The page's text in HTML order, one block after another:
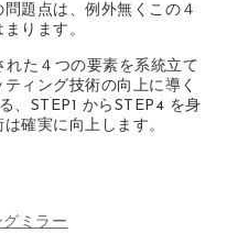
題点は、例外無くこの４
ります。
た４つの要素を系統立て
ィング技術の向上に導く
、STEP1 からSTEP4 を身
確実に向上します。
ミラー